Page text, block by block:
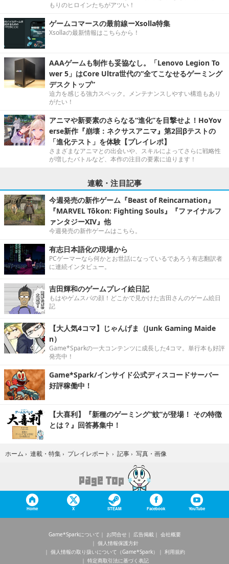
もりのヒロインたちがアツい！
ゲームコマースの最前線ーXsolla特集
Xsollaの最新情報はこちらから！
AAAゲームも制作も妥協なし。「Lenovo Legion To
wer 5」はCore Ultra世代の“全てこなせるゲーミング
デスクトップ”
迫力を感じる強力スペック。メンテナンスしやすい構造もあり
がたい！
アニマや新要素のさらなる“進化”を目撃せよ！HoYov
erse新作『崩壊：ネクサスアニマ』第2回βテストの
「進化テスト」を体験【プレイレポ】
さまざまなアニマとの出会いや、スキルによってさらに戦略性
が増したバトルなど、本作の注目の要素に迫ります！
連載・注目記事
今週発売の新作ゲーム『Beast of Reincarnation』
『MARVEL Tōkon: Fighting Souls』『ファイナルフ
ァンタジーXIV』他
今週発売の新作ゲームはこちら。
有志日本語化の現場から
PCゲーマーなら何かとお世話になっているであろう有志翻訳者
に連続インタビュー。
吉田輝和のゲームプレイ絵日記
もはやゲムスパの顔！どこかで見かけた吉田さんのゲーム絵日
記
【大人気4コマ】じゃんげま（Junk Gaming Maide
n）
Game*Sparkの一大コンテンツに成長した4コマ。単行本も好評
発売中！
Game*Spark/インサイド公式ディスコードサーバー
好評稼働中！
【大喜利】『新種のゲーミング“蚊”が登場！ その特徴
とは？』回答募集中！
ホーム › 連載・特集 › プレイレポート › 記事 › 写真・画像
Home X STEAM Facebook YouTube
Game*Sparkについて お問合せ 広告掲載
会社概要
個人情報保護方針
個人情報の取り扱いについて（Game*Spark）
利用規約
特定商取引法に基づく表記